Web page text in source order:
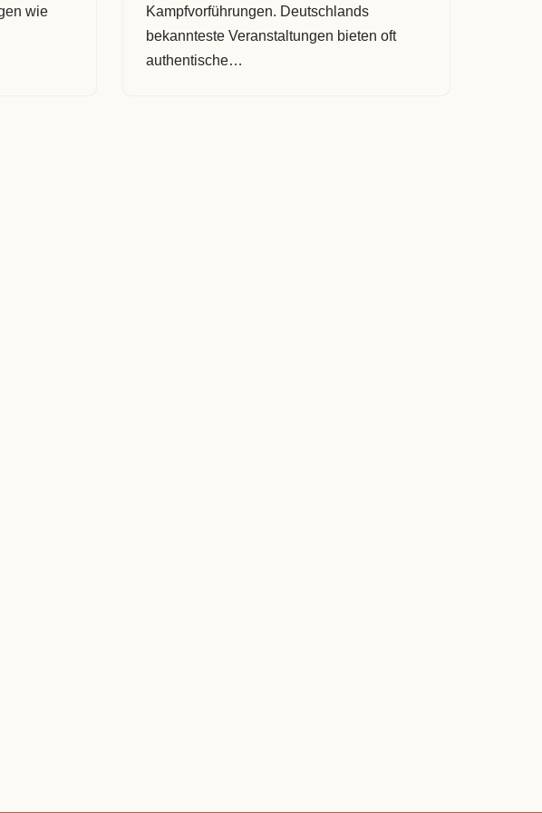
wie
Kampfvorführungen. Deutschlands
bekannteste Veranstaltungen bieten oft
authentische…